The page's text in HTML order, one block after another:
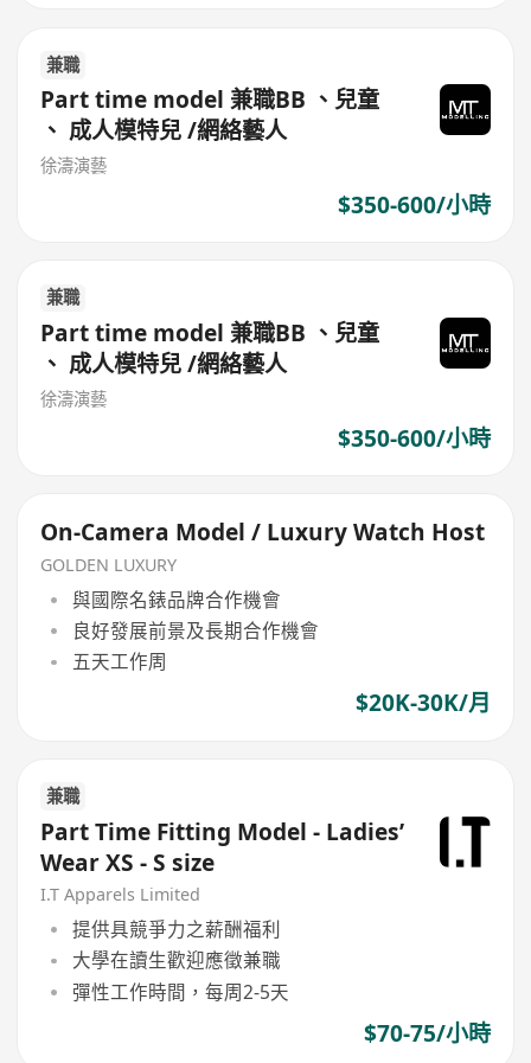
兼職
Part time model 兼職BB 、兒童
、 成人模特兒 /網絡藝人
徐濤演藝
$350-600/小時
兼職
Part time model 兼職BB 、兒童
、 成人模特兒 /網絡藝人
徐濤演藝
$350-600/小時
On-Camera Model / Luxury Watch Host
GOLDEN LUXURY
與國際名錶品牌合作機會
良好發展前景及長期合作機會
五天工作周
$20K-30K/月
兼職
Part Time Fitting Model - Ladies’
Wear XS - S size
I.T Apparels Limited
提供具競爭力之薪酬福利
大學在讀生歡迎應徵兼職
彈性工作時間，每周2-5天
$70-75/小時